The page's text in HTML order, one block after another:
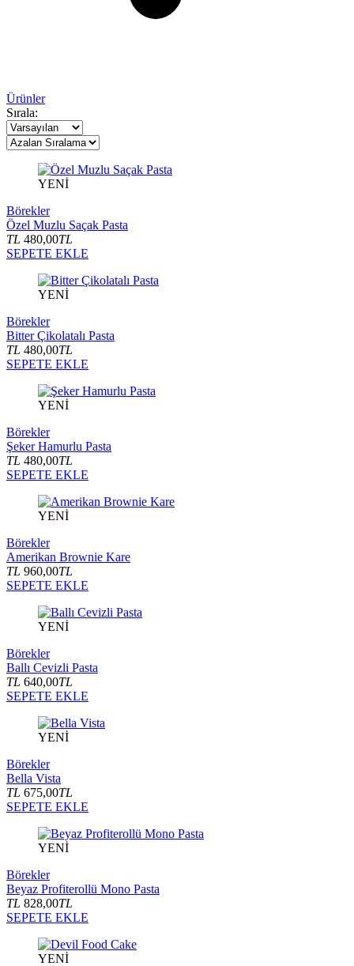
Ürünler
Sırala:
YENİ
Börekler
Özel Muzlu Saçak Pasta
TL 480,00TL
SEPETE EKLE
YENİ
Börekler
Bitter Çikolatalı Pasta
TL 480,00TL
SEPETE EKLE
YENİ
Börekler
Şeker Hamurlu Pasta
TL 480,00TL
SEPETE EKLE
YENİ
Börekler
Amerikan Brownie Kare
TL 960,00TL
SEPETE EKLE
YENİ
Börekler
Ballı Cevizli Pasta
TL 640,00TL
SEPETE EKLE
YENİ
Börekler
Bella Vista
TL 675,00TL
SEPETE EKLE
YENİ
Börekler
Beyaz Profiterollü Mono Pasta
TL 828,00TL
SEPETE EKLE
YENİ